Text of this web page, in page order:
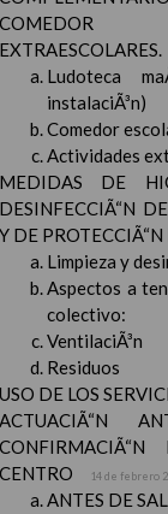
EXTRAESCOLARES.
Ludoteca
instalaciÃ³n)
Comedor
Actividades
MEDIDAS DE
DESINFECCIÃ“N
Y DE
Limpieza y
Aspectos a
colectivo:
VentilaciÃ³n
Residuos
USO DE LOS
ACTUACIÃ“N
CENTRO
14 de febrero
ANTES DE